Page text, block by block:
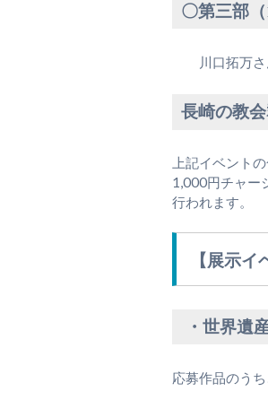
〇第三部（
川口拓万
長崎の教
上記イベント
1,000円チャー
行われます。
【展示イ
・世界遺
応募作品のう